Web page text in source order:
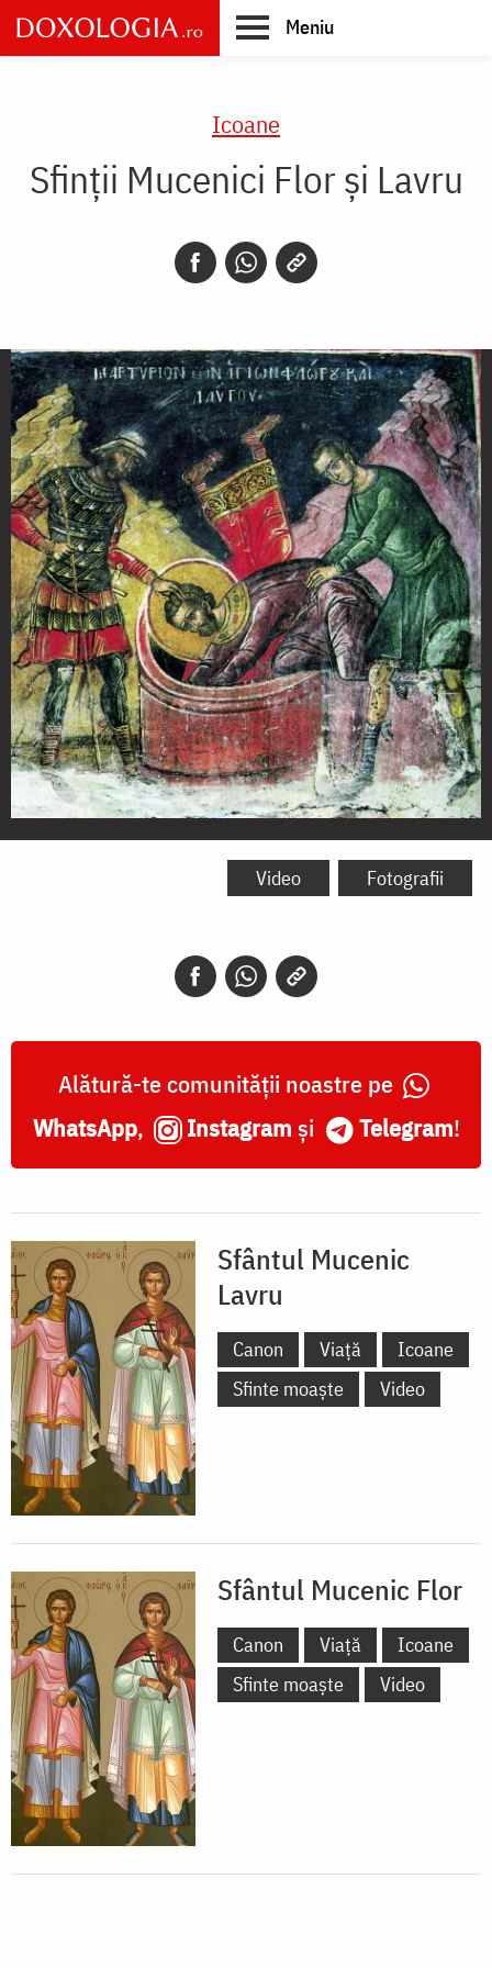
Skip
to
main
Meniu
Icoane
Sfinții Mucenici Flor și Lavru
Sfinții
Video Fotografii
Alătură-te comunității noastre pe
WhatsApp, Instagram și Telegram!
Sfântul Mucenic
Lavru
Canon Viață
Icoane
Sfinte moaște
Video
Sfântul Mucenic Flor
Canon Viață
Icoane
Sfinte moaște
Video